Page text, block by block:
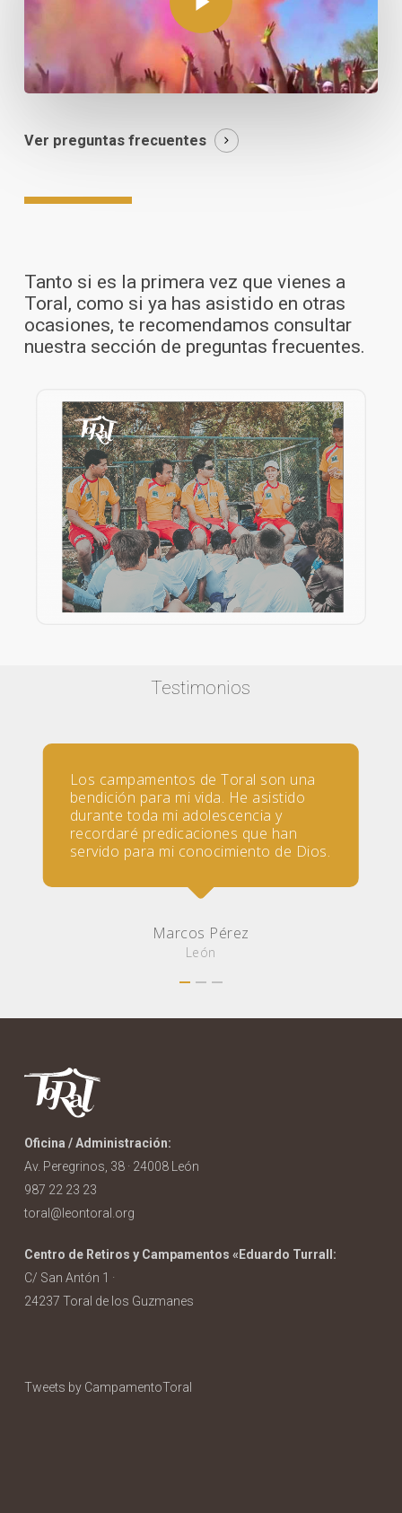
Ver preguntas frecuentes
Tanto si es la primera vez que vienes a
Toral, como si ya has asistido en otras
ocasiones, te recomendamos consultar
nuestra sección de preguntas frecuentes.
Testimonios
Los campamentos de Toral son una
bendición para mi vida. He asistido
durante toda mi adolescencia y
recordaré predicaciones que han
servido para mi conocimiento de Dios.
Marcos Pérez
León
Oficina / Administración:
Av. Peregrinos, 38 · 24008 León
987 22 23 23
toral@leontoral.org
Centro de Retiros y Campamentos «Eduardo Turrall:
C/ San Antón 1 ·
24237 Toral de los Guzmanes
Tweets by CampamentoToral